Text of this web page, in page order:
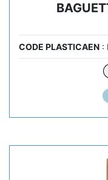
CODE PLASTICAEN :